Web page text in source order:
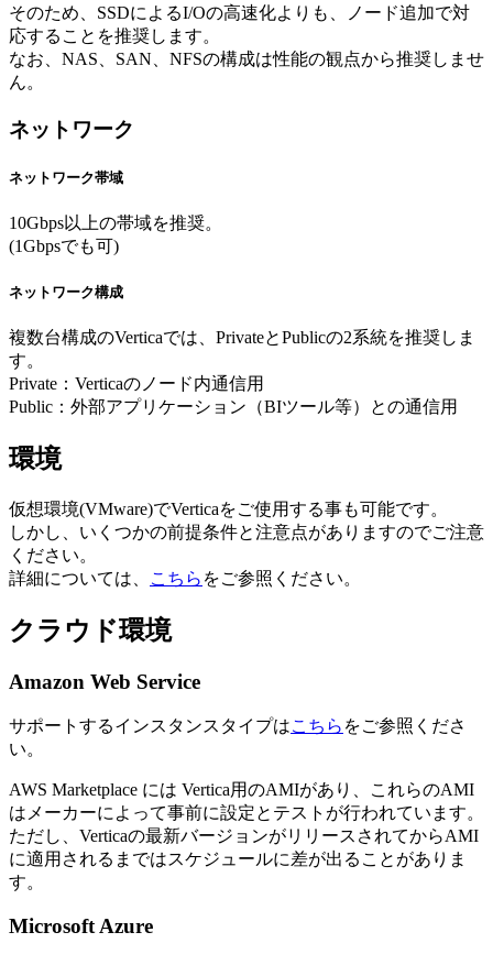
そのため、SSDによるI/Oの高速化よりも、ノード追加で対
応することを推奨します。
なお、NAS、SAN、NFSの構成は性能の観点から推奨しませ
ん。
ネットワーク
ネットワーク帯域
10Gbps以上の帯域を推奨。
(1Gbpsでも可)
ネットワーク構成
複数台構成のVerticaでは、PrivateとPublicの2系統を推奨しま
す。
Private：Verticaのノード内通信用
Public：外部アプリケーション（BIツール等）との通信用
環境
仮想環境(VMware)でVerticaをご使用する事も可能です。
しかし、いくつかの前提条件と注意点がありますのでご注意
ください。
詳細については、
こちら をご参照ください。
クラウド環境
Amazon Web Service
サポートするインスタンスタイプはこちら をご参照くださ
い。
AWS Marketplace には Vertica用のAMIがあり、これらのAMI
はメーカーによって事前に設定とテストが行われています。
ただし、Verticaの最新バージョンがリリースされてからAMI
に適用されるまではスケジュールに差が出ることがありま
す。
Microsoft Azure